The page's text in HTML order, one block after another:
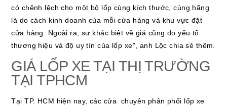
có chênh lệch cho một bộ lốp cùng kích thước, cùng hãng
là do cách kinh doanh của mỗi cửa hàng và khu vực đặt
cửa hàng. Ngoài ra, sự khác biệt về giá cũng do yếu tố
thương hiệu và độ uy tín của lốp xe”, anh Lộc chia sẻ thêm.
GIÁ LỐP XE TẠI THỊ TRƯỜNG
TẠI TPHCM
Tại TP. HCM hiện nay, các cửa chuyên phân phối lốp xe